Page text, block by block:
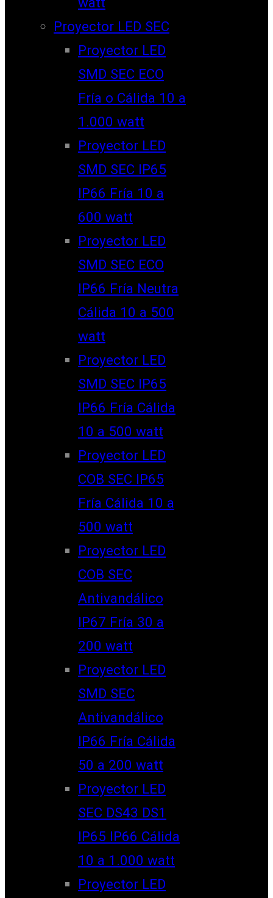
Proyector LED SEC
Proyector LED
SMD SEC ECO
Fría o Cálida 10 a
1.000 watt
Proyector LED
SMD SEC IP65
IP66 Fría 10 a
600 watt
Proyector LED
SMD SEC ECO
IP66 Fría Neutra
Cálida 10 a 500
watt
Proyector LED
SMD SEC IP65
IP66 Fría Cálida
10 a 500 watt
Proyector LED
COB SEC IP65
Fría Cálida 10 a
500 watt
Proyector LED
COB SEC
Antivandálico
IP67 Fría 30 a
200 watt
Proyector LED
SMD SEC
Antivandálico
IP66 Fría Cálida
50 a 200 watt
Proyector LED
SEC DS43 DS1
IP65 IP66 Cálida
10 a 1.000 watt
Proyector LED